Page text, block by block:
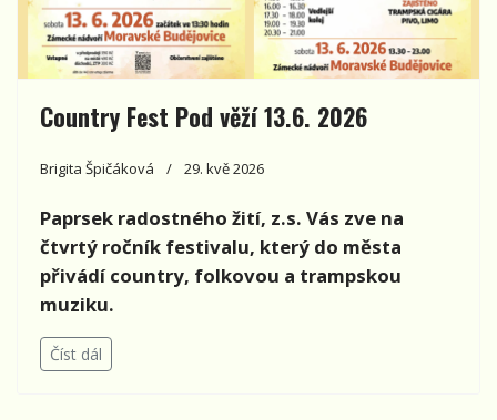
Country Fest Pod věží 13.6. 2026
Brigita Špičáková 29. kvě 2026
Paprsek radostného žití, z.s. Vás zve na
čtvrtý ročník festivalu, který do města
přivádí country, folkovou a trampskou
muziku.
Číst dál